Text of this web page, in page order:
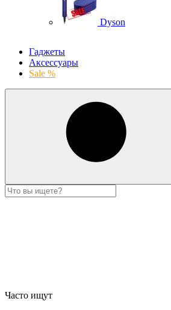
Dyson
Гаджеты
Аксессуары
Sale %
Часто ищут